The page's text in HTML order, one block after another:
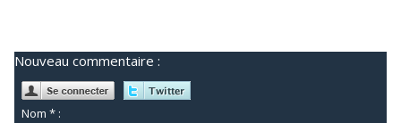
Nouveau commentaire :
Nom * :